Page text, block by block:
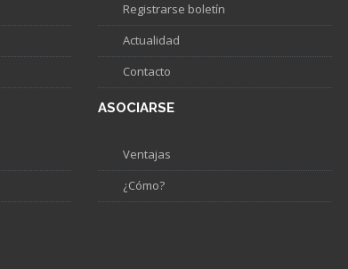
Registrarse boletín
Actualidad
Contacto
ASOCIARSE
Ventajas
¿Cómo?